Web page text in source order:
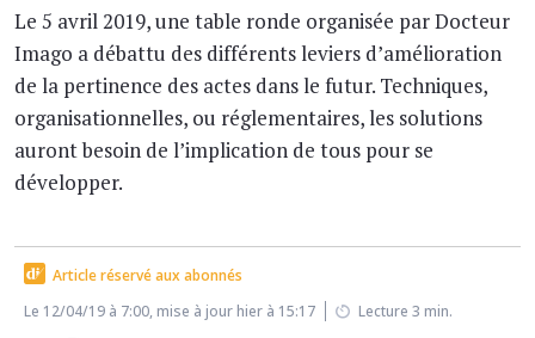
Le 5 avril 2019, une table ronde organisée par Docteur
Imago a débattu des différents leviers d’amélioration
de la pertinence des actes dans le futur. Techniques,
organisationnelles, ou réglementaires, les solutions
auront besoin de l’implication de tous pour se
développer.
Article réservé aux abonnés
Le 12/04/19 à 7:00, mise à jour hier à 15:17
Lecture 3 min.